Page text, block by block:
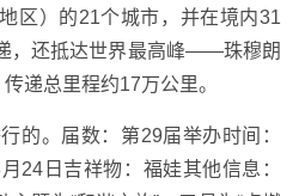
区）的21个城市，并在境内31
，还抵达世界最高峰――珠穆朗
递总里程约17万公里。
的。届数：第29届举办时间：
24日吉祥物：福娃其他信息：